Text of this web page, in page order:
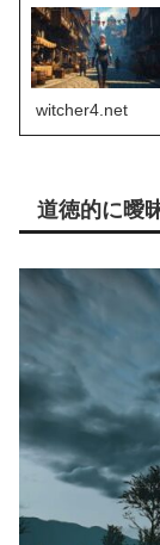
witcher4.net
道徳的に曖